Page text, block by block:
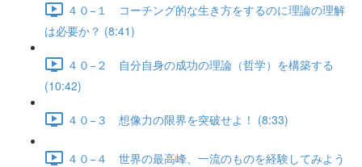
４０−１ コーチング的な生き方をするのに理論の理解
は必要か？ (8:41)
４０−２ 自分自身の成功の理論（哲学）を構築する
(10:42)
４０−３ 想像力の限界を突破せよ！ (8:33)
４０−４ 世界の最高峰、一流のものを経験してみよう